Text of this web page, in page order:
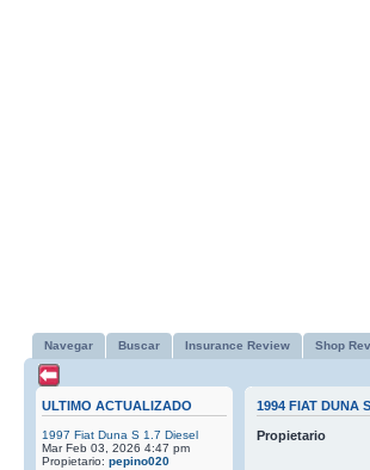
Navegar Buscar Insurance Review Shop
ULTIMO ACTUALIZADO
1997 Fiat Duna S 1.7 Diesel
Mar Feb 03, 2026 4:47 pm
Propietario: pepino020
1994 FIAT DUNA
Propietario